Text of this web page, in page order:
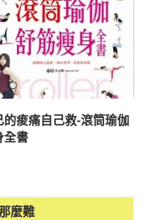
的痠痛自己救-滾筒瑜伽
全書
麼難